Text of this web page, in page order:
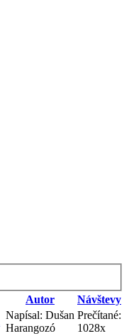
Autor
Návštevy
Napísal: Dušan
Harangozó
Prečítané:
1028x